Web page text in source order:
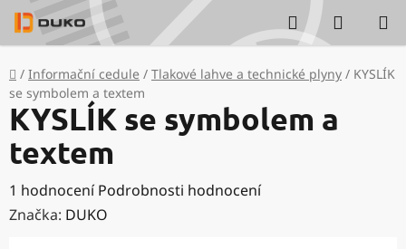
Přejít
na
obsah
Hledat
KOŠÍK
Domů
/ Informační cedule / Tlakové lahve a technické plyny / KYSLÍK
se symbolem a textem
KYSLÍK se symbolem a
textem
Průměrné
hodnocení
1 hodnocení Podrobnosti hodnocení
Značka: DUKO